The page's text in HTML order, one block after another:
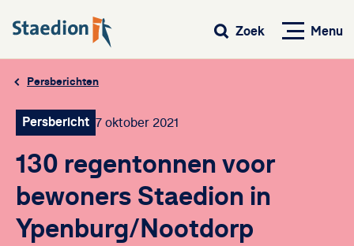
Menu
Zoek
Persberichten
Persbericht 7 oktober 2021
130 regentonnen voor
bewoners Staedion in
Ypenburg/Nootdorp